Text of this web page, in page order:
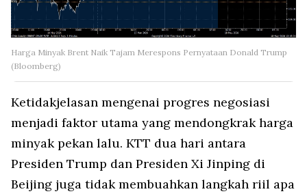
Harga Minyak Brent Naik Tajam Merespons Pernyataan Donald Trump
(Bloomberg)
Ketidakjelasan mengenai progres negosiasi
menjadi faktor utama yang mendongkrak harga
minyak pekan lalu. KTT dua hari antara
Presiden Trump dan Presiden Xi Jinping di
Beijing juga tidak membuahkan langkah riil apa